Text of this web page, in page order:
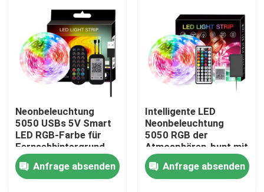
Neonbeleuchtung
5050 USBs 5V Smart
LED RGB-Farbe für
Fernsehhintergrund
CER Zertifikat
Anfrage absenden
Intelligente LED
Neonbeleuchtung
5050 RGB der
Atmosphären-bunt mit
Musik-
Sprachsteuerung
Anfrage absenden